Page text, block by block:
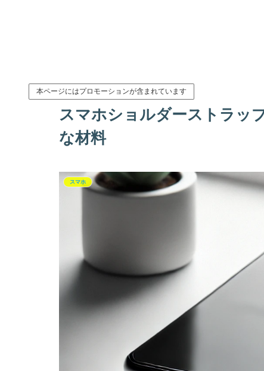
本ページにはプロモーションが含まれています
スマホショルダーストラッ
な材料
スマホ